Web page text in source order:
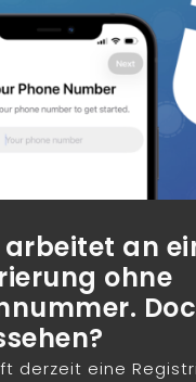
an
ohne
derzeit eine